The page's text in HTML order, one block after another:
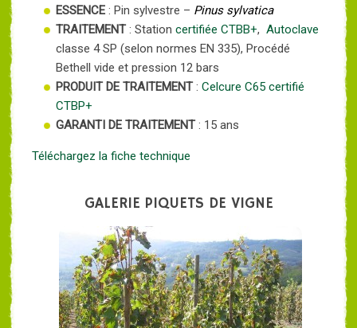
ESSENCE : Pin sylvestre – Pinus sylvatica
TRAITEMENT: Station certifiée CTBB+, Autoclave
classe 4 SP (selon normes EN 335), Procédé
Bethell vide et pression 12 bars
PRODUIT DE TRAITEMENT: Celcure C65 certifié
CTBP+
GARANTI DE TRAITEMENT: 15 ans
Téléchargez la fiche technique
GALERIE PIQUETS DE VIGNE